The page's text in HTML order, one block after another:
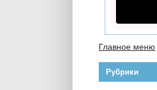
Главное меню
Рубрики